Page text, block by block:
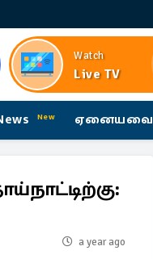
Watch
Live TV
New ஏனையவை
a year ago